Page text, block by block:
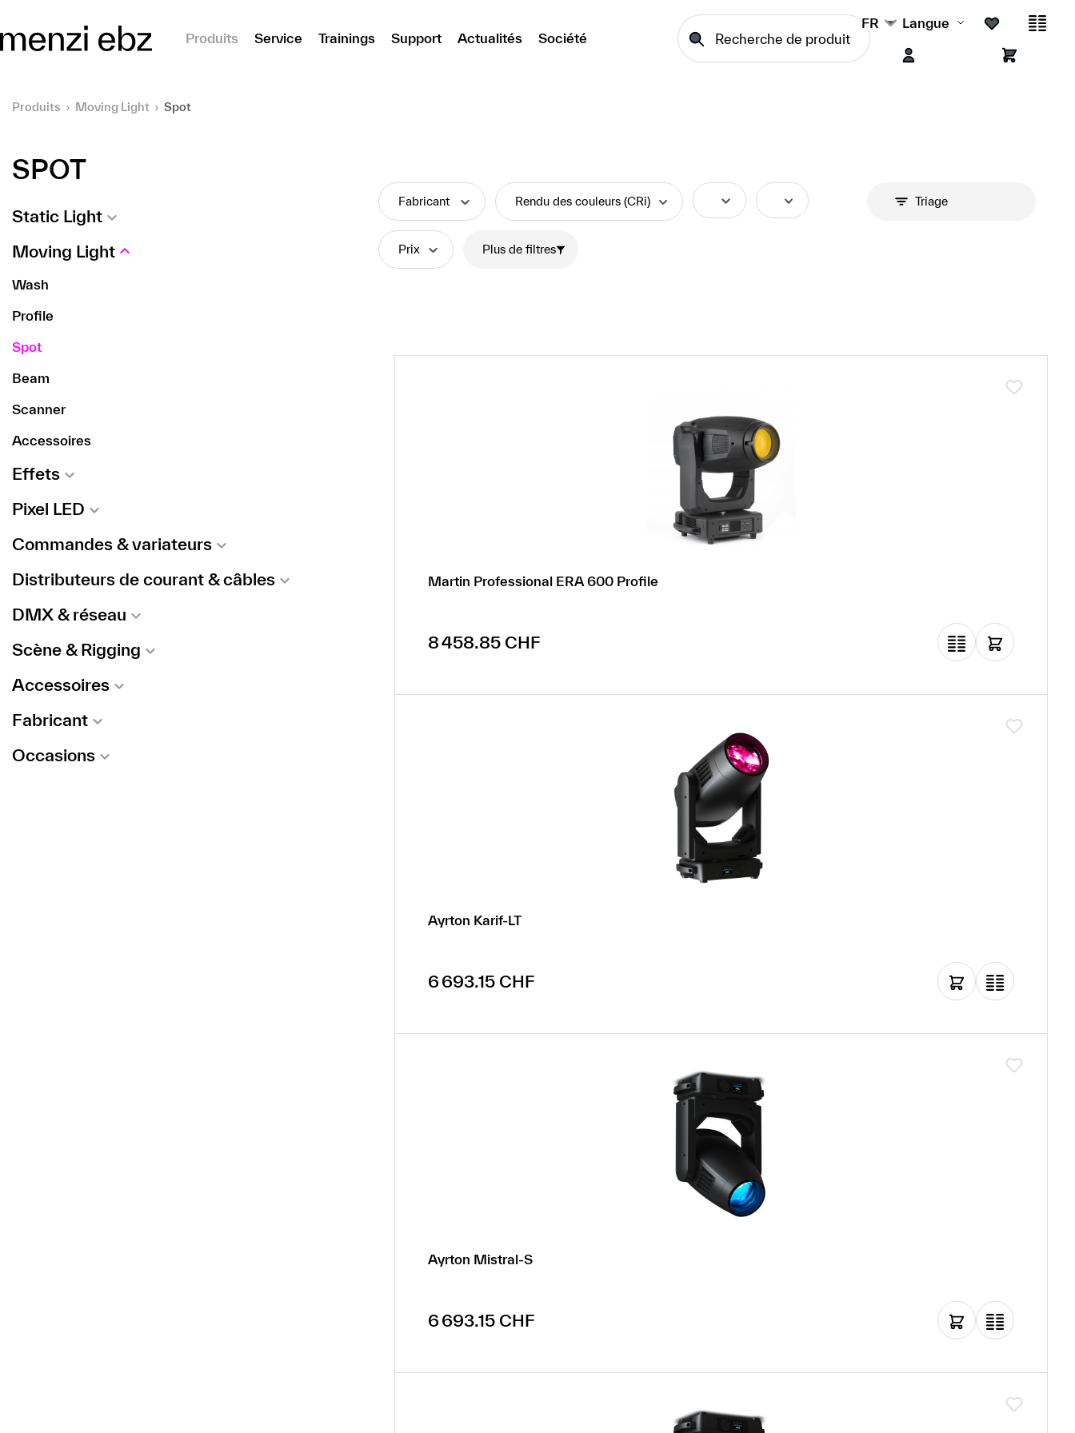
Produits
Service Trainings Support Actualités Société
FR Langue
Produits Moving Light Spot
SPOT
Static Light
Moving Light
Wash
Profile
Spot
Beam
Scanner
Accessoires
Effets
Pixel LED
Commandes & variateurs
Distributeurs de courant & câbles
DMX & réseau
Scène & Rigging
Accessoires
Fabricant
Occasions
Fabricant Rendu des couleurs (CRi)
Prix Plus de filtres
Triage
Martin Professional ERA 600 Profile
Prix régulier :
8 458.85 CHF
Ayrton Karif-LT
Prix régulier :
6 693.15 CHF
Ayrton Mistral-S
Prix régulier :
6 693.15 CHF